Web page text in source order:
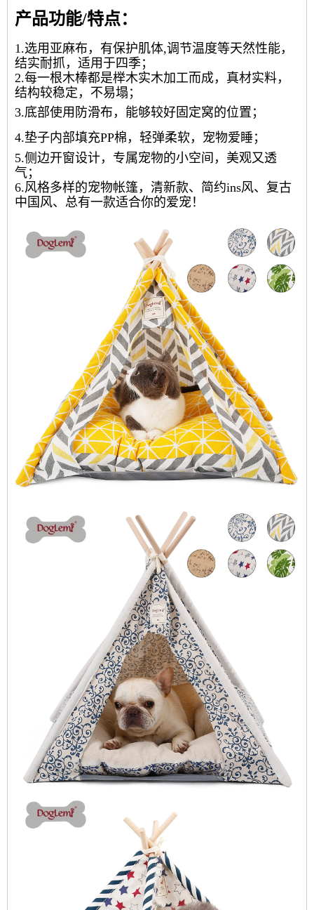
产品功能/特点：
1.选用亚麻布，有保护肌体,调节温度等天然性能，
结实耐抓，适用于四季；
2.每一根木棒都是榉木实木加工而成，真材实料，
结构较稳定，不易塌；
3.底部使用防滑布，能够较好固定窝的位置；
4.垫子内部填充PP棉，轻弹柔软，宠物爱睡；
5.侧边开窗设计，专属宠物的小空间，美观又透
气；
6.风格多样的宠物帐篷，清新款、简约ins风、复古
中国风、总有一款适合你的爱宠！